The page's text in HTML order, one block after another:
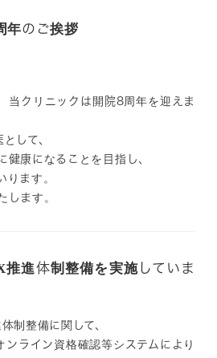
年のご挨拶
クリニックは開院8周年を迎えま
して、
健康になることを目指し、
ります。
します。
推進体制整備を実施していま
制整備に関して、
ライン資格確認等システムにより